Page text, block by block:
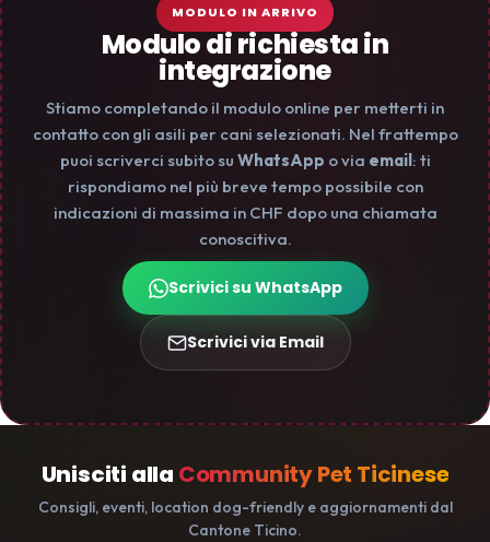
MODULO IN ARRIVO
Modulo di richiesta in
integrazione
Stiamo completando il modulo online per metterti in
contatto con gli asili per cani selezionati. Nel frattempo
puoi scriverci subito su WhatsApp o via email: ti
rispondiamo nel più breve tempo possibile con
indicazioni di massima in CHF dopo una chiamata
conoscitiva.
Scrivici su WhatsApp
Scrivici via Email
Unisciti alla Community Pet Ticinese
Consigli, eventi, location dog-friendly e aggiornamenti dal
Cantone Ticino.